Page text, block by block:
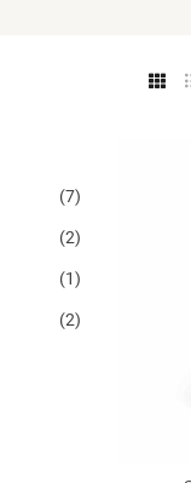
(7)
(2)
(1)
(2)